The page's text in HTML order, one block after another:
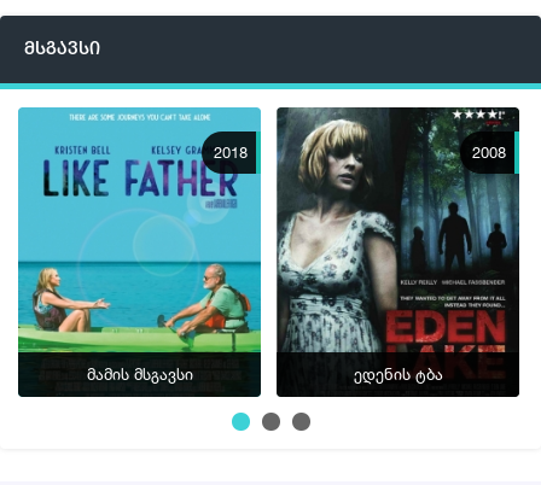
მსგავსი
2018
მამის მსგავსი
2008
ედენის ტბა